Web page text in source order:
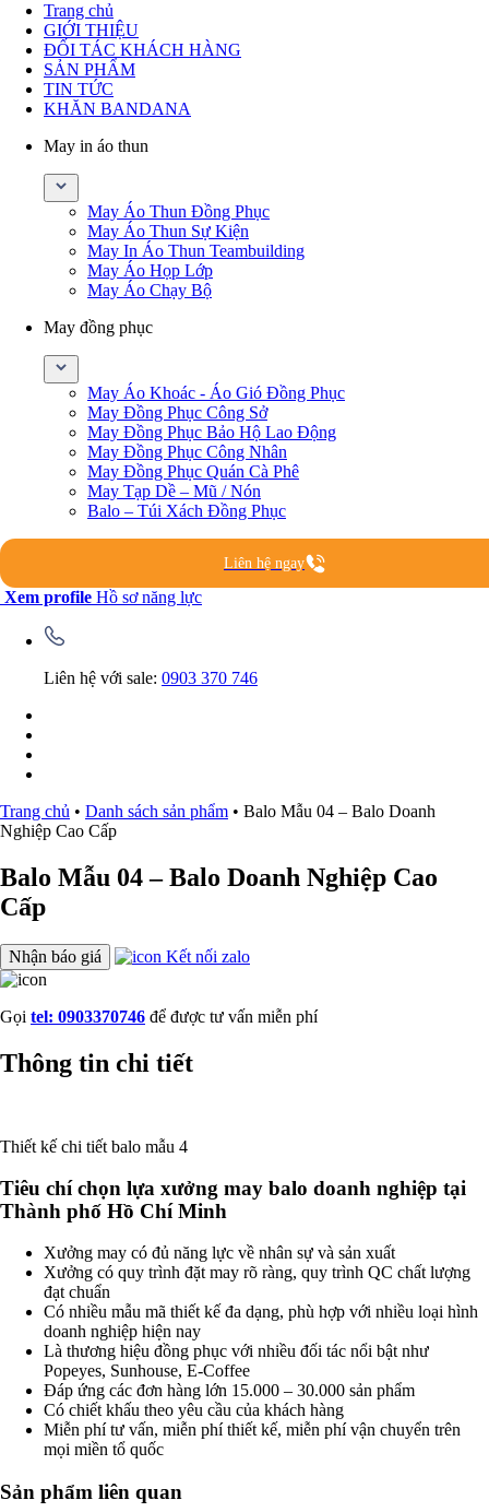
Trang chủ
GIỚI THIỆU
ĐỐI TÁC KHÁCH HÀNG
SẢN PHẨM
TIN TỨC
KHĂN BANDANA
May in áo thun
May Áo Thun Đồng Phục
May Áo Thun Sự Kiện
May In Áo Thun Teambuilding
May Áo Họp Lớp
May Áo Chạy Bộ
May đồng phục
May Áo Khoác - Áo Gió Đồng Phục
May Đồng Phục Công Sở
May Đồng Phục Bảo Hộ Lao Động
May Đồng Phục Công Nhân
May Đồng Phục Quán Cà Phê
May Tạp Dề – Mũ / Nón
Balo – Túi Xách Đồng Phục
Liên hệ ngay
Xem profile Hồ sơ năng lực
Liên hệ với sale: 0903 370 746
Trang chủ • Danh sách sản phẩm • Balo Mẫu 04 – Balo Doanh
Nghiệp Cao Cấp
Balo Mẫu 04 – Balo Doanh Nghiệp Cao
Cấp
Nhận báo giá Kết nối zalo
Gọi tel: 0903370746 để được tư vấn miễn phí
Thông tin chi tiết
Thiết kế chi tiết balo mẫu 4
Tiêu chí chọn lựa xưởng may balo doanh nghiệp tại
Thành phố Hồ Chí Minh
Xưởng may có đủ năng lực về nhân sự và sản xuất
Xưởng có quy trình đặt may rõ ràng, quy trình QC chất lượng
đạt chuẩn
Có nhiều mẫu mã thiết kế đa dạng, phù hợp với nhiều loại hình
doanh nghiệp hiện nay
Là thương hiệu đồng phục với nhiều đối tác nổi bật như
Popeyes, Sunhouse, E-Coffee
Đáp ứng các đơn hàng lớn 15.000 – 30.000 sản phẩm
Có chiết khấu theo yêu cầu của khách hàng
Miễn phí tư vấn, miễn phí thiết kế, miễn phí vận chuyển trên
mọi miền tổ quốc
Sản phẩm liên quan